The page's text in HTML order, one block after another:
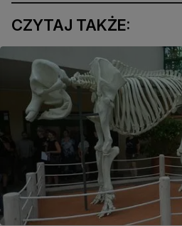
CZYTAJ TAKŻE: